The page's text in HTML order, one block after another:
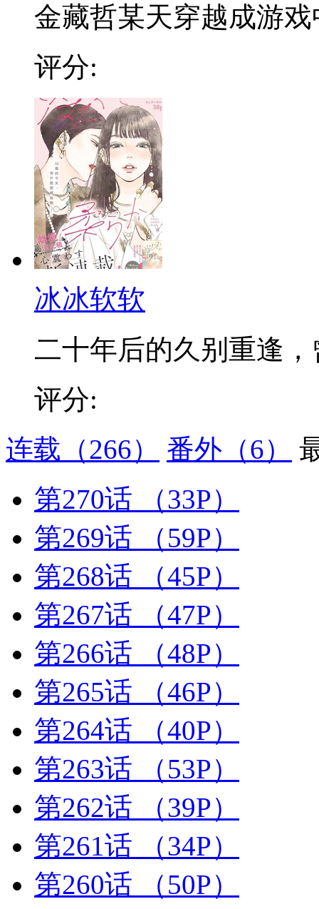
金藏哲某天穿越成游戏
评分:
冰冰软软
二十年后的久别重逢，
评分:
连载 （266） 番外 （6）
第270话
（33P）
第269话
（59P）
第268话
（45P）
第267话
（47P）
第266话
（48P）
第265话
（46P）
第264话
（40P）
第263话
（53P）
第262话
（39P）
第261话
（34P）
第260话
（50P）